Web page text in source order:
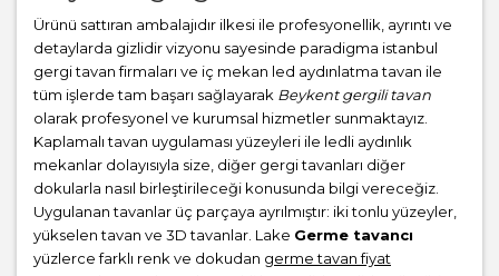
Ürünü sattıran ambalajıdır ilkesi ile profesyonellik, ayrıntı ve
detaylarda gizlidir vizyonu sayesinde paradigma istanbul
gergi tavan firmaları ve iç mekan led aydınlatma tavan ile
tüm işlerde tam başarı sağlayarak Beykent gergili tavan
olarak profesyonel ve kurumsal hizmetler sunmaktayız.
Kaplamalı tavan uygulaması yüzeyleri ile ledli aydınlık
mekanlar dolayısıyla size, diğer gergi tavanları diğer
dokularla nasıl birleştirileceği konusunda bilgi vereceğiz.
Uygulanan tavanlar üç parçaya ayrılmıştır: iki tonlu yüzeyler,
yükselen tavan ve 3D tavanlar. Lake Germe tavancı
yüzlerce farklı renk ve dokudan germe tavan fiyat